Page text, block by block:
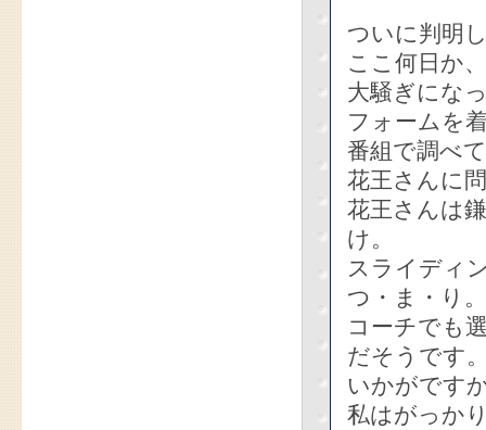
ついに判明
ここ何日か
大騒ぎにな
フォームを
番組で調べ
花王さんに
花王さんは
け。
スライディ
つ・ま・り。
コーチでも
だそうです
いかがです
私はがっか